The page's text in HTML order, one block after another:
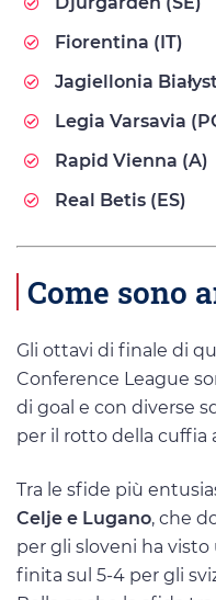
Fiorentina (IT)
Jagiellonia
Legia Varsavia
Rapid Vienna (A)
Real Betis (ES)
Come sono
Gli ottavi di finale di
Conference League
di goal e con diverse
per il rotto della cuffia
Tra le sfide più
Celje e Lugano, che
per gli sloveni ha
finita sul 5-4 per gli